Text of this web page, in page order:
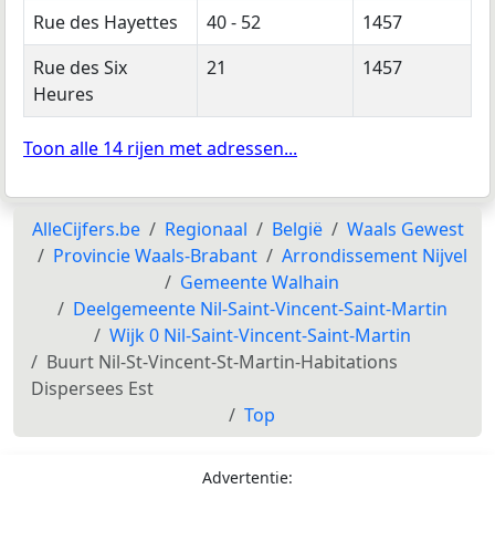
Rue des Hayettes 40 - 52
1457
Rue des Six
Heures
21 1457
Toon alle 14 rijen met adressen...
AlleCijfers.be Regionaal België
Waals Gewest
Provincie Waals-Brabant
Arrondissement Nijvel
Gemeente Walhain
Deelgemeente Nil-Saint-Vincent-Saint-Martin
Wijk 0 Nil-Saint-Vincent-Saint-Martin
Buurt Nil-St-Vincent-St-Martin-Habitations
Dispersees Est
Top
Advertentie: